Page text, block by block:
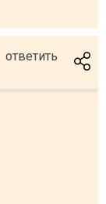
ответить